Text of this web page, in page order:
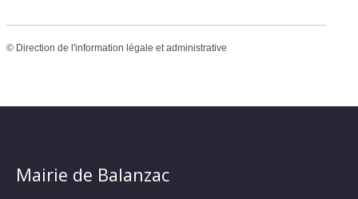
© Direction de l'information légale et administrative
Mairie de Balanzac